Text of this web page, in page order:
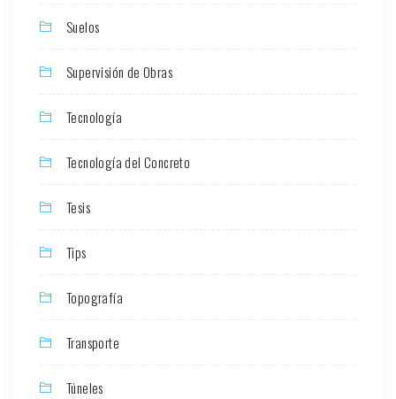
Suelos
Supervisión de Obras
Tecnología
Tecnología del Concreto
Tesis
Tips
Topografía
Transporte
Túneles